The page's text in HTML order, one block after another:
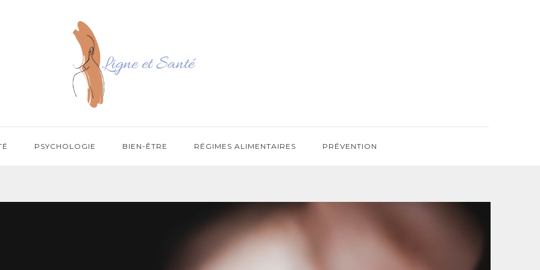
PSYCHOLOGIE BIEN-ÊTRE RÉGIMES ALIMENTAIRES PRÉVENTION